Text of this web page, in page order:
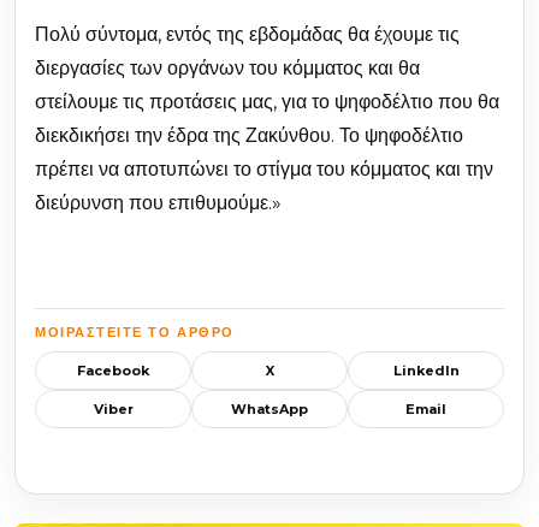
Πολύ σύντομα, εντός της εβδομάδας θα έχουμε τις
διεργασίες των οργάνων του κόμματος και θα
στείλουμε τις προτάσεις μας, για το ψηφοδέλτιο που θα
διεκδικήσει την έδρα της Ζακύνθου. Το ψηφοδέλτιο
πρέπει να αποτυπώνει το στίγμα του κόμματος και την
διεύρυνση που επιθυμούμε.»
ΜΟΙΡΑΣΤΕΊΤΕ ΤΟ ΆΡΘΡΟ
Facebook X LinkedIn
Viber WhatsApp Email